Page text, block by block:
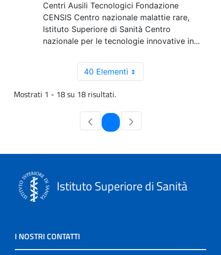
Centri Ausili Tecnologici Fondazione
CENSIS Centro nazionale malattie rare,
Istituto Superiore di Sanità Centro
nazionale per le tecnologie innovative in...
40 Elementi
Mostrati 1 - 18 su 18 risultati.
Pagina
Istituto Superiore di Sanità
I NOSTRI CONTATTI